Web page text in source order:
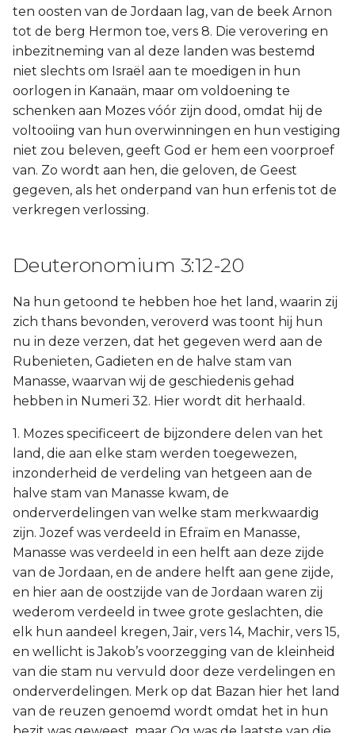
ten oosten van de Jordaan lag, van de beek Arnon
tot de berg Hermon toe, vers 8. Die verovering en
inbezitneming van al deze landen was bestemd
niet slechts om Israël aan te moedigen in hun
oorlogen in Kanaän, maar om voldoening te
schenken aan Mozes vóór zijn dood, omdat hij de
voltooiing van hun overwinningen en hun vestiging
niet zou beleven, geeft God er hem een voorproef
van. Zo wordt aan hen, die geloven, de Geest
gegeven, als het onderpand van hun erfenis tot de
verkregen verlossing.
Deuteronomium 3:12-20
Na hun getoond te hebben hoe het land, waarin zij
zich thans bevonden, veroverd was toont hij hun
nu in deze verzen, dat het gegeven werd aan de
Rubenieten, Gadieten en de halve stam van
Manasse, waarvan wij de geschiedenis gehad
hebben in Numeri 32. Hier wordt dit herhaald.
1. Mozes specificeert de bijzondere delen van het
land, die aan elke stam werden toegewezen,
inzonderheid de verdeling van hetgeen aan de
halve stam van Manasse kwam, de
onderverdelingen van welke stam merkwaardig
zijn. Jozef was verdeeld in Efraïm en Manasse,
Manasse was verdeeld in een helft aan deze zijde
van de Jordaan, en de andere helft aan gene zijde,
en hier aan de oostzijde van de Jordaan waren zij
wederom verdeeld in twee grote geslachten, die
elk hun aandeel kregen, Jair, vers 14, Machir, vers 15,
en wellicht is Jakob’s voorzegging van de kleinheid
van die stam nu vervuld door deze verdelingen en
onderverdelingen. Merk op dat Bazan hier het land
van de reuzen genoemd wordt omdat het in hun